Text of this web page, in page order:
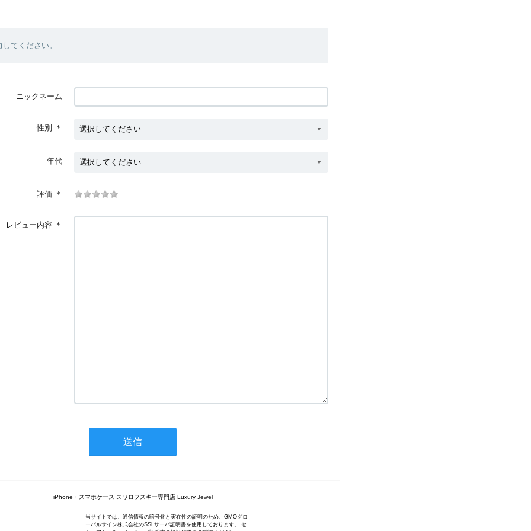
てください。
ニックネーム
性別 ＊
年代
評価 ＊
レビュー内容 ＊
iPhone・スマホケース スワロフスキー専門店 Luxury Jewel
当サイトでは、通信情報の暗号化と実在性の証明のため、GMOグロ
ーバルサイン株式会社のSSLサーバ証明書を使用しております。 セ